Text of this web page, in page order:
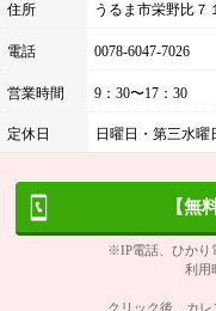
住所 うるま市栄野比７
電話 0078-6047-7026
営業時間 9：30〜17：30
定休日 日曜日・第三水曜
【無
※IP電話、ひかり
利用
クリック後、カ